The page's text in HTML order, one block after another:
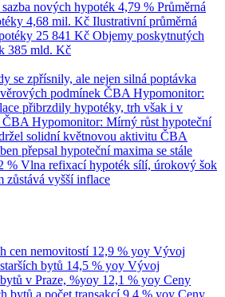
nových hypoték 4,79 % Průměrná
4,68 mil. Kč Ilustrativní průměrná
25 841 Kč Objemy poskytnutých
385 mld. Kč
se zpřísnily, ale nejen silná poptávka
podmínek ČBA Hypomonitor:
přibrzdily hypotéky, trh však i v
ČBA Hypomonitor: Mírný růst hypoteční
solidní květnovou aktivitu ČBA
přepsal hypoteční maxima se stále
% Vlna refixací hypoték sílí, úrokový šok
zůstává vyšší inflace
cen nemovitostí 12,9 % yoy Vývoj
bytů 14,5 % yoy Vývoj
v Praze, %yoy 12,1 % yoy Ceny
bytů a počet transakcí 9,4 % yoy Ceny